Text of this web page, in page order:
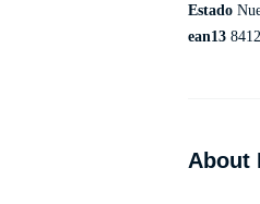
Estado
ean13
About